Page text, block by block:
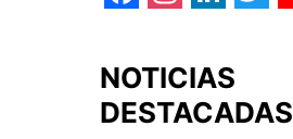
NOTICIAS
DESTACADAS